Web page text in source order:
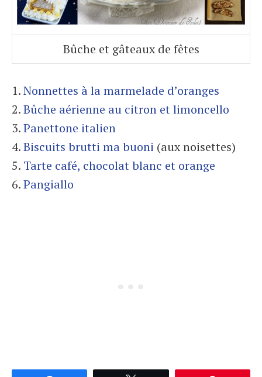
Bûche et gâteaux de fêtes
1.Nonnettes à la marmelade d’oranges
2.Bûche aérienne au citron et limoncello
3.Panettone italien
4.Biscuits brutti ma buoni (aux noisettes)
5. Tarte café, chocolat blanc et orange
6.Pangiallo